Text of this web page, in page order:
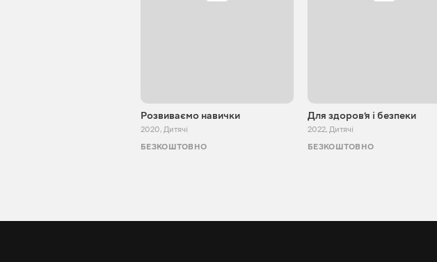
Розвиваємо навички
2020, Дитячі
БЕЗКОШТОВНО
Для здоровʼя і безпеки
2022, Дитячі
БЕЗКОШТОВНО